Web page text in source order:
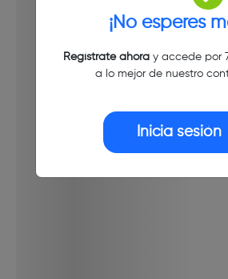
¡No esperes
Regístrate ahoray accede por
a lo mejor de nuestro
Inicia sesión